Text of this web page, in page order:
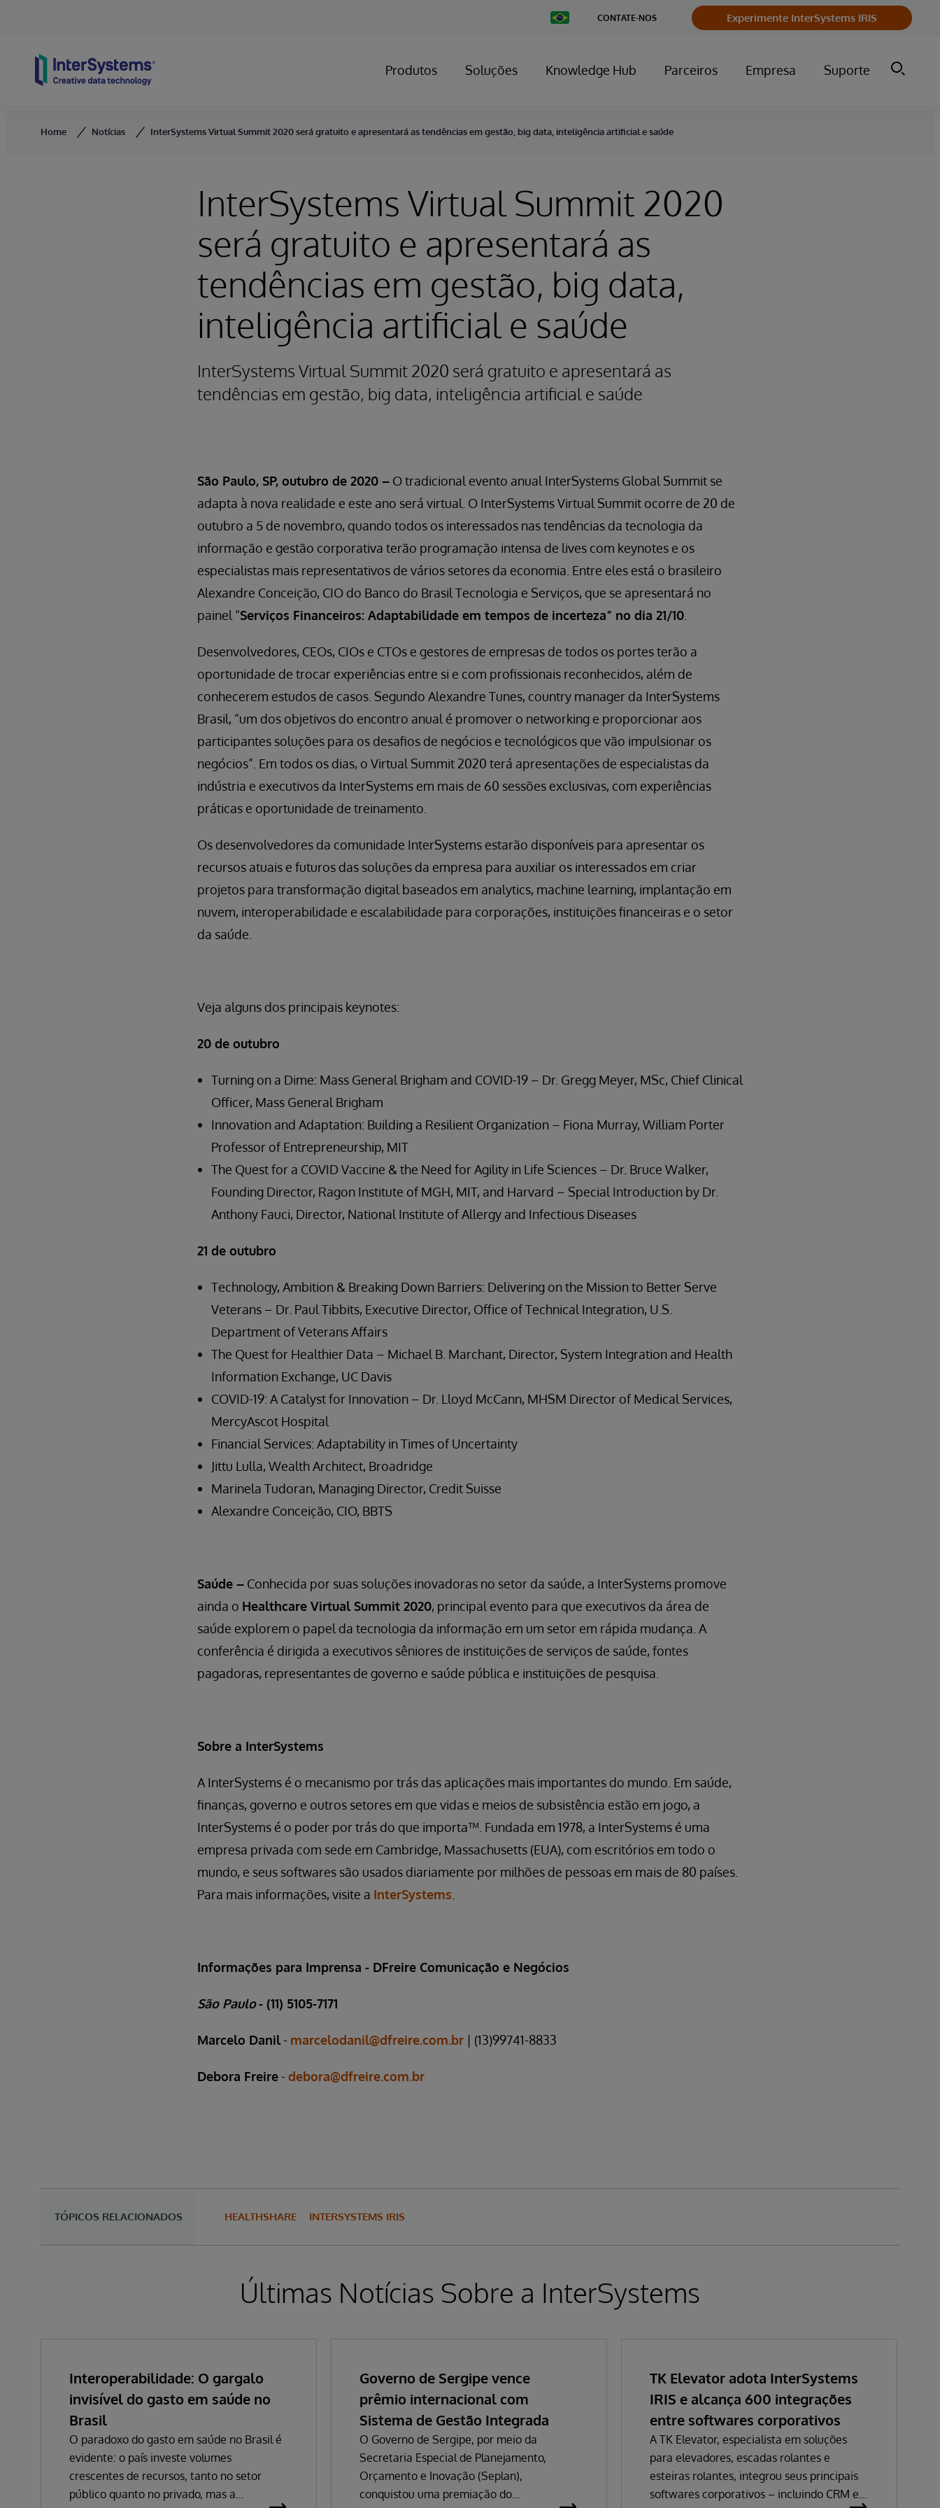
Change
Country
CONTATE-NOS Experimente InterSystems IRIS
Produtos Soluções Knowledge Hub Parceiros Empresa Suporte
Home Notícias InterSystems Virtual Summit 2020 será gratuito e apresentará as tendências em gestão, big data, inteligência artificial e saúde
InterSystems Virtual Summit 2020
será gratuito e apresentará as
tendências em gestão, big data,
inteligência artificial e saúde
InterSystems Virtual Summit 2020 será gratuito e apresentará as
tendências em gestão, big data, inteligência artificial e saúde
São Paulo, SP, outubro de 2020 – O tradicional evento anual InterSystems Global Summit se
adapta à nova realidade e este ano será virtual. O InterSystems Virtual Summit ocorre de 20 de
outubro a 5 de novembro, quando todos os interessados nas tendências da tecnologia da
informação e gestão corporativa terão programação intensa de lives com keynotes e os
especialistas mais representativos de vários setores da economia. Entre eles está o brasileiro
Alexandre Conceição, CIO do Banco do Brasil Tecnologia e Serviços, que se apresentará no
painel “Serviços Financeiros: Adaptabilidade em tempos de incerteza” no dia 21/10
Desenvolvedores, CEOs, CIOs e CTOs e gestores de empresas de todos os portes terão a
oportunidade de trocar experiências entre si e com profissionais reconhecidos, além de
conhecerem estudos de casos. Segundo Alexandre Tunes, country manager da InterSystems
Brasil, “um dos objetivos do encontro anual é promover o networking e proporcionar aos
participantes soluções para os desafios de negócios e tecnológicos que vão impulsionar os
negócios”. Em todos os dias, o Virtual Summit 2020 terá apresentações de especialistas da
indústria e executivos da InterSystems em mais de 60 sessões exclusivas, com experiências
práticas e oportunidade de treinamento.
Os desenvolvedores da comunidade InterSystems estarão disponíveis para apresentar os
recursos atuais e futuros das soluções da empresa para auxiliar os interessados em criar
projetos para transformação digital baseados em analytics, machine learning, implantação em
nuvem, interoperabilidade e escalabilidade para corporações, instituições financeiras e o setor
da saúde.
Veja alguns dos principais keynotes:
20 de outubro
Turning on a Dime: Mass General Brigham and COVID-19 – Dr. Gregg Meyer, MSc, Chief Clinical
Officer, Mass General Brigham
Innovation and Adaptation: Building a Resilient Organization – Fiona Murray, William Porter
Professor of Entrepreneurship, MIT
The Quest for a COVID Vaccine & the Need for Agility in Life Sciences – Dr. Bruce Walker,
Founding Director, Ragon Institute of MGH, MIT, and Harvard – Special Introduction by Dr.
Anthony Fauci, Director, National Institute of Allergy and Infectious Diseases
21 de outubro
Technology, Ambition & Breaking Down Barriers: Delivering on the Mission to Better Serve
Veterans – Dr. Paul Tibbits, Executive Director, Office of Technical Integration, U.S.
Department of Veterans Affairs
The Quest for Healthier Data – Michael B. Marchant, Director, System Integration and Health
Information Exchange, UC Davis
COVID-19: A Catalyst for Innovation – Dr. Lloyd McCann, MHSM Director of Medical Services,
MercyAscot Hospital
Financial Services: Adaptability in Times of Uncertainty
Jittu Lulla, Wealth Architect, Broadridge
Marinela Tudoran, Managing Director, Credit Suisse
Alexandre Conceição, CIO, BBTS
Saúde – Conhecida por suas soluções inovadoras no setor da saúde, a InterSystems promove
ainda o Healthcare Virtual Summit 2020, principal evento para que executivos da área de
saúde explorem o papel da tecnologia da informação em um setor em rápida mudança. A
conferência é dirigida a executivos sêniores de instituições de serviços de saúde, fontes
pagadoras, representantes de governo e saúde pública e instituições de pesquisa.
Sobre a InterSystems
A InterSystems é o mecanismo por trás das aplicações mais importantes do mundo. Em saúde,
finanças, governo e outros setores em que vidas e meios de subsistência estão em jogo, a
InterSystems é o poder por trás do que importa™. Fundada em 1978, a InterSystems é uma
empresa privada com sede em Cambridge, Massachusetts (EUA), com escritórios em todo o
mundo, e seus softwares são usados diariamente por milhões de pessoas em mais de 80 países.
Para mais informações, visite a InterSystems
Informações para Imprensa - DFreire Comunicação e Negócios
São Paulo- (11) 5105-7171
Marcelo Danil- marcelodanil@dfreire.com.br | (13)99741-8833
Debora Freire- debora@dfreire.com.br
TÓPICOS RELACIONADOS HEALTHSHARE INTERSYSTEMS IRIS
Últimas Notícias Sobre a InterSystems
Interoperabilidade: O gargalo
invisível do gasto em saúde no
Brasil
O paradoxo do gasto em saúde no Brasil é
evidente: o país investe volumes
crescentes de recursos, tanto no setor
público quanto no privado, mas a
Governo de Sergipe vence
prêmio internacional com
Sistema de Gestão Integrada
O Governo de Sergipe, por meio da
Secretaria Especial de Planejamento,
Orçamento e Inovação (Seplan),
conquistou uma premiação do
TK Elevator adota InterSystems
IRIS e alcança 600 integrações
entre softwares corporativos
A TK Elevator, especialista em soluções
para elevadores, escadas rolantes e
esteiras rolantes, integrou seus principais
softwares corporativos – incluindo CRM e